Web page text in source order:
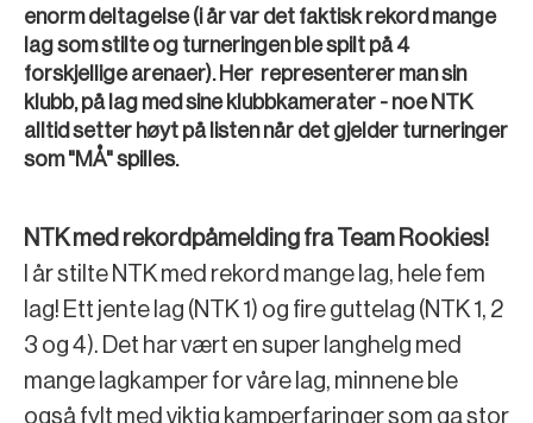
enorm deltagelse (i år var det faktisk rekord mange
lag som stilte og turneringen ble spilt på 4
forskjellige arenaer). Her representerer man sin
klubb, på lag med sine klubbkamerater - noe NTK
alltid setter høyt på listen når det gjelder turneringer
som "MÅ" spilles.
NTK med rekordpåmelding fra Team Rookies!
I år stilte NTK med rekord mange lag, hele fem
lag! Ett jente lag (NTK 1) og fire guttelag (NTK 1, 2
3 og 4). Det har vært en super langhelg med
mange lagkamper for våre lag, minnene ble
også fylt med viktig kamperfaringer som ga stor